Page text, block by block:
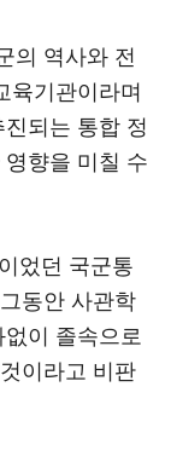
의 역사와 전
육기관이라며
되는 통합 정
향을 미칠 수
었던 국군통
동안 사관학
이 졸속으로
이라고 비판